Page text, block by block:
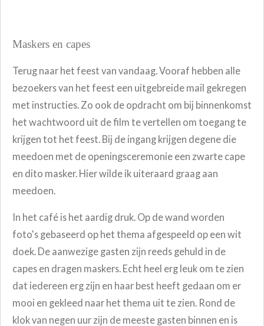
Maskers en capes
Terug naar het feest van vandaag. Vooraf hebben alle
bezoekers van het feest een uitgebreide mail gekregen
met instructies. Zo ook de opdracht om bij binnenkomst
het wachtwoord uit de film te vertellen om toegang te
krijgen tot het feest. Bij de ingang krijgen degene die
meedoen met de openingsceremonie een zwarte cape
en dito masker. Hier wilde ik uiteraard graag aan
meedoen.
In het café is het aardig druk. Op de wand worden
foto's gebaseerd op het thema afgespeeld op een wit
doek. De aanwezige gasten zijn reeds gehuld in de
capes en dragen maskers. Echt heel erg leuk om te zien
dat iedereen erg zijn en haar best heeft gedaan om er
mooi en gekleed naar het thema uit te zien. Rond de
klok van negen uur zijn de meeste gasten binnen en is